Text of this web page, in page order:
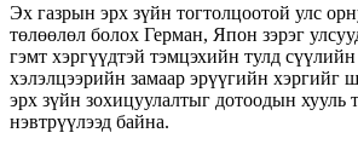
Эх газрын эрх зүйн тогтолцоотой улс
төлөөлөл болох Герман, Япон зэрэг
гэмт хэргүүдтэй тэмцэхийн тулд
хэлэлцээрийн замаар эрүүгийн хэргийг
эрх зүйн зохицуулалтыг дотоодын хууль
нэвтрүүлээд байна.